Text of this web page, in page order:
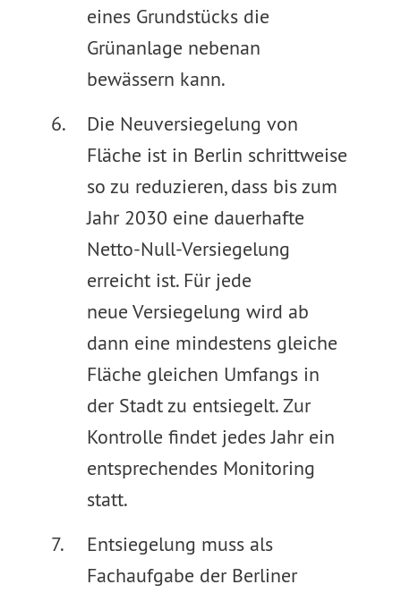
eines Grundstücks die
Grünanlage nebenan
bewässern kann.
Die Neuversiegelung von
Fläche ist in Berlin schrittweise
so zu reduzieren, dass bis zum
Jahr 2030 eine dauerhafte
Netto-Null-Versiegelung
erreicht ist. Für jede
neue Versiegelung wird ab
dann eine mindestens gleiche
Fläche gleichen Umfangs in
der Stadt zu entsiegelt. Zur
Kontrolle findet jedes Jahr ein
entsprechendes Monitoring
statt.
Entsiegelung muss als
Fachaufgabe der Berliner